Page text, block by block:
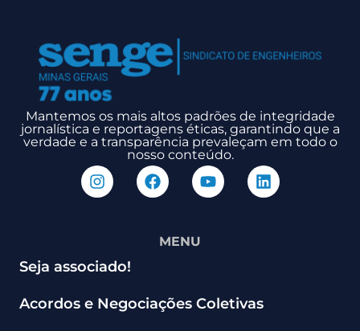
Mantemos os mais altos padrões de integridade
jornalística e reportagens éticas, garantindo que a
verdade e a transparência prevaleçam em todo o
nosso conteúdo.
MENU
Seja associado!
Acordos e Negociações Coletivas